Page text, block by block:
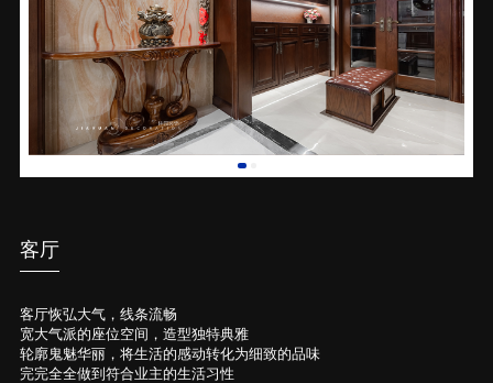
客厅
客厅恢弘大气，线条流畅
宽大气派的座位空间，造型独特典雅
轮廓鬼魅华丽，将生活的感动转化为细致的品味
完完全全做到符合业主的生活习性